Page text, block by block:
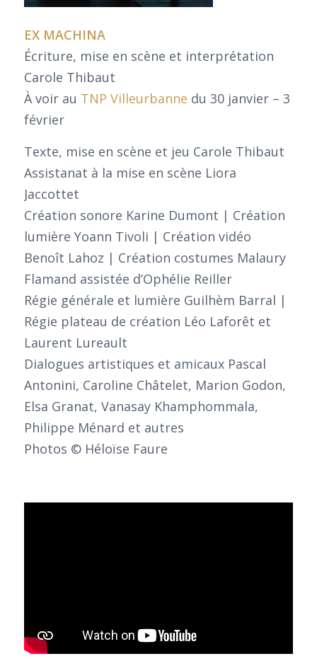
EX MACHINA
Écriture, mise en scène et interprétation
Carole Thibaut
À voir au TNP Villeurbanne du 30 janvier – 3
février
Texte, mise en scène et jeu Carole Thibaut
Assistanat à la mise en scène Liora
Jaccottet
Création sonore Karine Dumont | Création
lumière Yoann Tivoli | Création vidéo
Benoît Lahoz | Création costumes Malaury
Flamand assistée d’Ophélie Reiller
Régie générale et lumière Guilhèm Barral |
Régie plateau de création Léo Laforêt et
Laurent Lureault
Dialogues artistiques et amicaux Pascal
Antonini, Caroline Châtelet, Marion Godon,
Elsa Granat, Vanasay Khamphommala,
Philippe Ménard et autres
Photos © Héloïse Faure